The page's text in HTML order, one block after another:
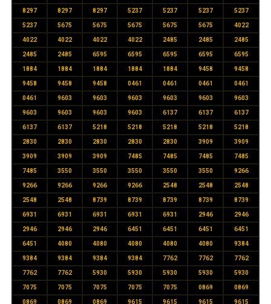
8297 8297 8297 5237 5237 5237 5237
5237 5675 5675 5675 5675 5675 4022
4022 4022 4022 4022 2485 2485 2485
2485 2485 6595 6595 6595 6595 6595
1884 1884 1884 1884 1884 9458 9458
9458 9458 9458 0461 0461 0461 0461
0461 9603 9603 9603 9603 9603 9603
9603 9603 9603 9603 6137 6137 6137
6137 6137 5218 5218 5218 5218 5218
2830 2830 2830 2830 2830 3909 3909
3909 3909 3909 7485 7485 7485 7485
7485 3550 3550 3550 3550 3550 9266
9266 9266 9266 9266 2548 2548 2548
2548 2548 8739 8739 8739 8739 8739
6931 6931 6931 6931 6931 2946 2946
2946 2946 2946 6451 6451 6451 6451
6451 4080 4080 4080 4080 4080 9384
9384 9384 9384 9384 7762 7762 7762
7762 7762 5930 5930 5930 5930 5930
7075 7075 7075 7075 7075 0869 0869
0869 0869 0869 9615 9615 9615 9615